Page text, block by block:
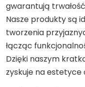
gwarantują
Nasze produkty są
tworzenia
łącząc
Dzięki naszym
zyskuje na